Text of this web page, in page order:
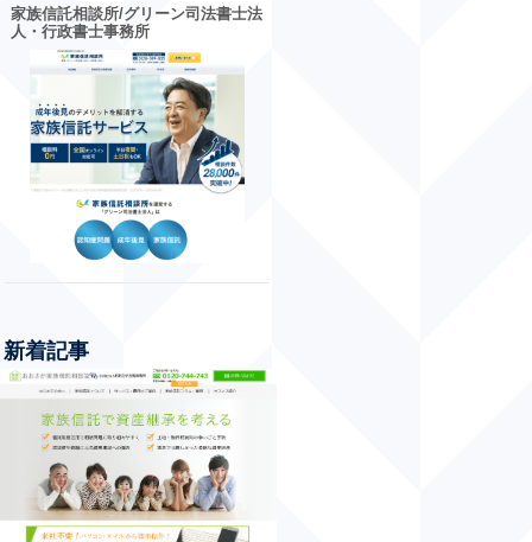
家族信託相談所/グリーン司法書士法
人・行政書士事務所
新着記事